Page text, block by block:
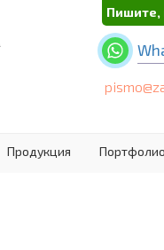
Пишите,
Продукция Портфолио